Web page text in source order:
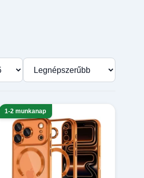
száma oldalanként
Rendezés
1-2 munkanap